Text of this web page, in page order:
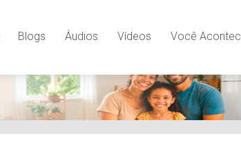
Blogs Áudios Vídeos Você